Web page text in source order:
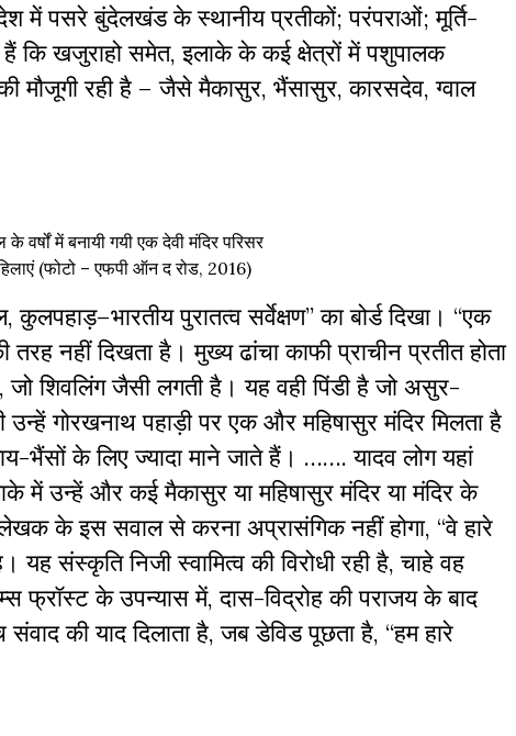
में पसरे बुंदेलखंड के स्थानीय प्रतीकों; परंपराओं; मूर्ति-
कि खजुराहो समेत, इलाके के कई क्षेत्रों में पशुपालक
रही है – जैसे मैकासुर, भैंसासुर, कारसदेव, ग्वाल
में बनायी गयी एक देवी मंदिर परिसर
(फोटो – एफपी ऑन द रोड, 2016)
पुरातत्व सर्वेक्षण” का बोर्ड दिखा। “एक
नहीं दिखता है। मुख्य ढांचा काफी प्राचीन प्रतीत होता
शिवलिंग जैसी लगती है। यह वही पिंडी है जो असुर-
गोरखनाथ पहाड़ी पर एक और महिषासुर मंदिर मिलता है
भैंसों के लिए ज्यादा माने जाते हैं। ……. यादव लोग यहां
उन्हें और कई मैकासुर या महिषासुर मंदिर या मंदिर के
के इस सवाल से करना अप्रासंगिक नहीं होगा, “वे हारे
संस्कृति निजी स्वामित्व की विरोधी रही है, चाहे वह
फ्रॉस्ट के उपन्यास में, दास-विद्रोह की पराजय के बाद
की याद दिलाता है, जब डेविड पूछता है, “हम हारे